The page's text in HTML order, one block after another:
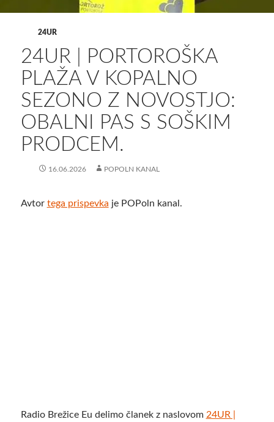
24UR
24UR | PORTOROŠKA
PLAŽA V KOPALNO
SEZONO Z NOVOSTJO:
OBALNI PAS S SOŠKIM
PRODCEM.
16.06.2026 POPOLN KANAL
Avtor tega prispevka je POPoln kanal.
Radio Brežice Eu delimo članek z naslovom 24UR |